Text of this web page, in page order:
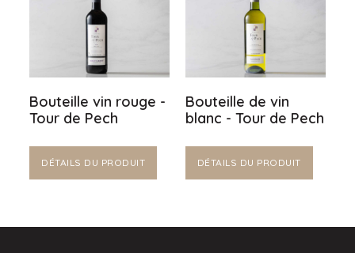
Bouteille vin rouge -
Tour de Pech
DÉTAILS DU PRODUIT
Bouteille de vin
blanc - Tour de Pech
DÉTAILS DU PRODUIT